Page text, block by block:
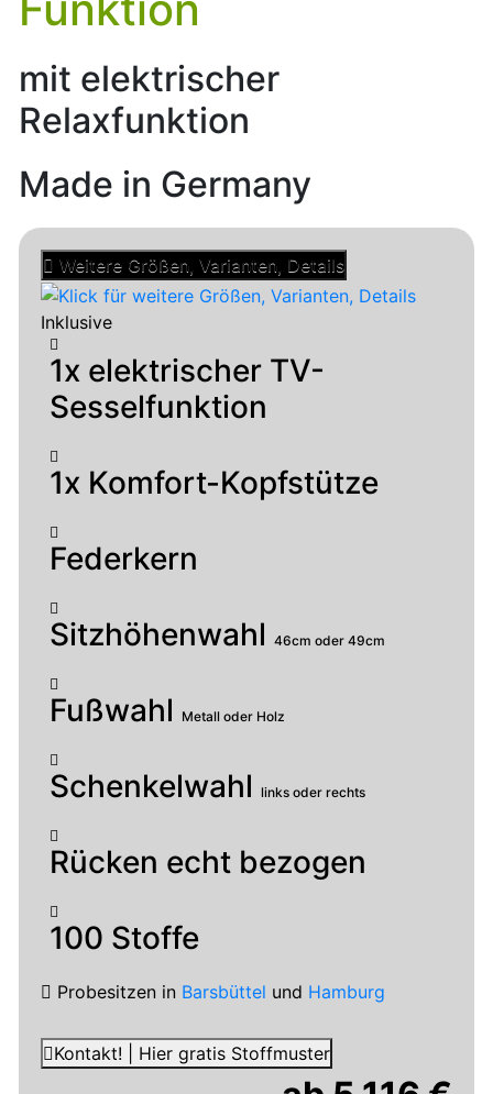
mit elektrischer
Relaxfunktion
Made in Germany
Weitere Größen, Varianten, Details
Inklusive
1x elektrischer TV-
Sesselfunktion
1x Komfort-Kopfstütze
Federkern
Sitzhöhenwahl 46cm oder 49cm
Fußwahl Metall oder Holz
Schenkelwahl links oder rechts
Rücken echt bezogen
100 Stoffe
Probesitzen in Barsbüttel und Hamburg
Kontakt! | Hier gratis Stoffmuster